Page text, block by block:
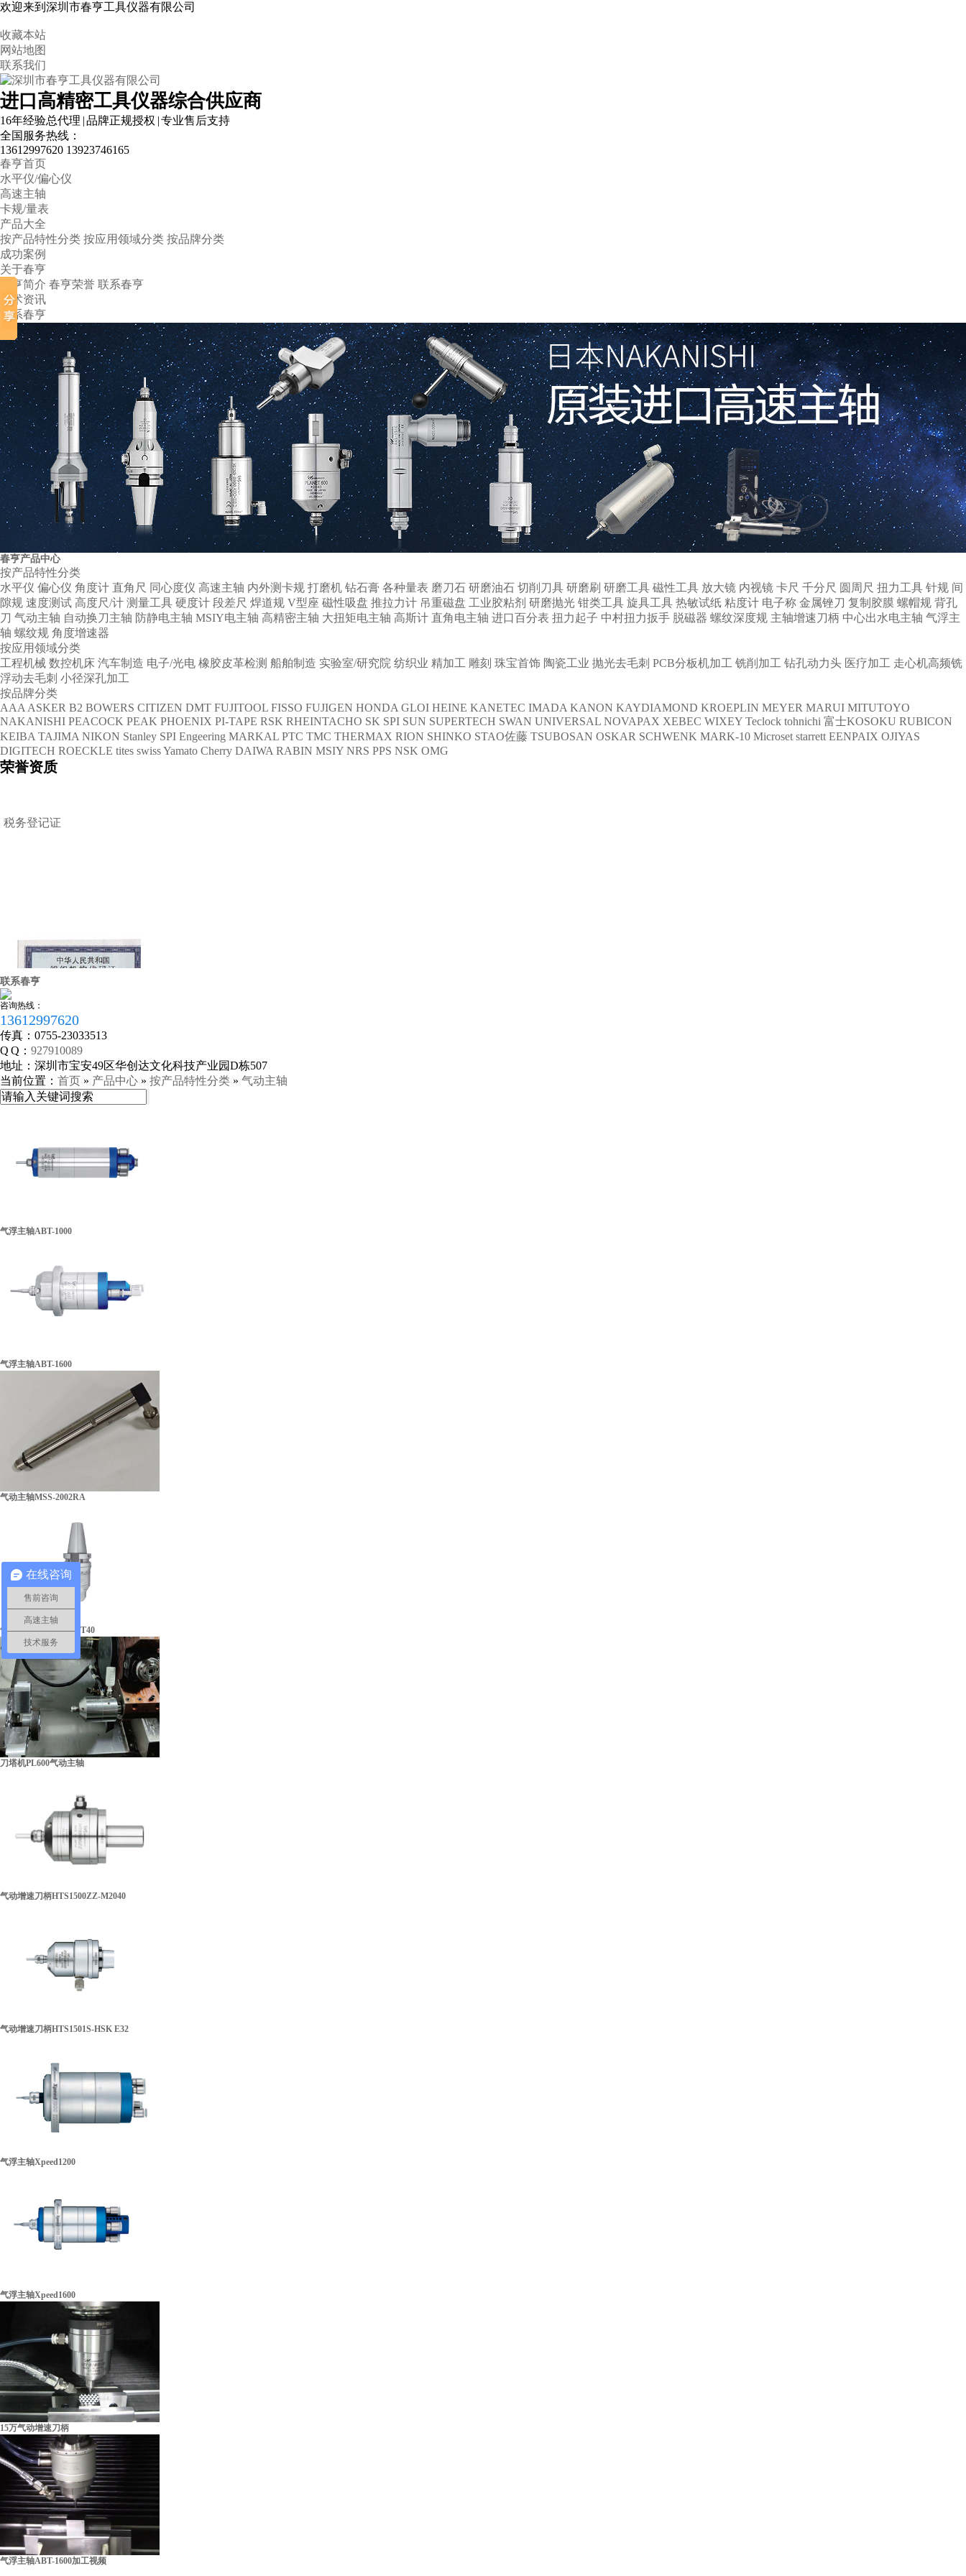
欢迎来到深圳市春亨工具仪器有限公司
收藏本站
网站地图
联系我们
进口高精密工具仪器综合供应商
16年经验总代理 | 品牌正规授权 | 专业售后支持
全国服务热线：
13612997620 13923746165
春亨首页
水平仪/偏心仪
高速主轴
卡规/量表
产品大全
按产品特性分类 按应用领域分类 按品牌分类
成功案例
关于春亨
春亨简介 春亨荣誉 联系春亨
技术资讯
联系春亨
春亨产品中心
按产品特性分类
水平仪 偏心仪 角度计 直角尺 同心度仪 高速主轴 内外测卡规 打磨机 钻石膏 各种量表 磨刀石 研磨油石 切削刀具 研磨刷 研磨工具 磁性工具 放大镜 内视镜 卡尺 千分尺 圆周尺 扭力工具 针规 间
隙规 速度测试 高度尺/计 测量工具 硬度计 段差尺 焊道规 V型座 磁性吸盘 推拉力计 吊重磁盘 工业胶粘剂 研磨抛光 钳类工具 旋具工具 热敏试纸 粘度计 电子称 金属锉刀 复制胶膜 螺帽规 背孔
刀 气动主轴 自动换刀主轴 防静电主轴 MSIY电主轴 高精密主轴 大扭矩电主轴 高斯计 直角电主轴 进口百分表 扭力起子 中村扭力扳手 脱磁器 螺纹深度规 主轴增速刀柄 中心出水电主轴 气浮主
轴 螺纹规 角度增速器
按应用领域分类
工程机械 数控机床 汽车制造 电子/光电 橡胶皮革检测 船舶制造 实验室/研究院 纺织业 精加工 雕刻 珠宝首饰 陶瓷工业 抛光去毛刺 PCB分板机加工 铣削加工 钻孔动力头 医疗加工 走心机高频铣
浮动去毛刺 小径深孔加工
按品牌分类
AAA ASKER B2 BOWERS CITIZEN DMT FUJITOOL FISSO FUJIGEN HONDA GLOI HEINE KANETEC IMADA KANON KAYDIAMOND KROEPLIN MEYER MARUI MITUTOYO
NAKANISHI PEACOCK PEAK PHOENIX PI-TAPE RSK RHEINTACHO SK SPI SUN SUPERTECH SWAN UNIVERSAL NOVAPAX XEBEC WIXEY Teclock tohnichi 富士KOSOKU RUBICON
KEIBA TAJIMA NIKON Stanley SPI Engeering MARKAL PTC TMC THERMAX RION SHINKO STAO佐藤 TSUBOSAN OSKAR SCHWENK MARK-10 Microset starrett EENPAIX OJIYAS
DIGITECH ROECKLE tites swissYamato Cherry DAIWA RABIN MSIY NRS PPS NSK OMG
荣誉资质
营业执照
税务登记证
营业执照
联系春亨
咨询热线：
13612997620
传真： 0755-23033513
Q Q： 927910089
地址： 深圳市宝安49区华创达文化科技产业园D栋507
当前位置： 首页 » 产品中心 » 按产品特性分类 » 气动主轴
气浮主轴ABT-1000
气浮主轴ABT-1600
气动主轴MSS-2002RA
气浮主轴ABT-1600-BT40
刀塔机PL600气动主轴
气动增速刀柄HTS1500ZZ-M2040
气动增速刀柄HTS1501S-HSK E32
气浮主轴Xpeed1200
气浮主轴Xpeed1600
15万气动增速刀柄
气浮主轴ABT-1600加工视频
在线咨询
售前咨询
高速主轴
技术服务